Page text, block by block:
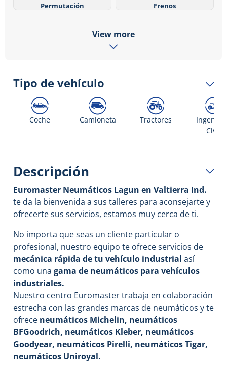
Permutación Frenos
View more
Tipo de vehículo
Coche Camioneta Tractores
Civil
Descripción
Euromaster Neumáticos Lagun en Valtierra Ind.
te da la bienvenida a sus talleres para aconsejarte y
ofrecerte sus servicios, estamos muy cerca de ti.
No importa que seas un cliente particular o
profesional, nuestro equipo te ofrece servicios de
mecánica rápida de tu vehículo industrial así
como una gama de neumáticos para vehículos
industriales.
Nuestro centro Euromaster trabaja en colaboración
estrecha con las grandes marcas de neumáticos y te
ofrece neumáticos Michelin, neumáticos
BFGoodrich, neumáticos Kleber, neumáticos
Goodyear, neumáticos Pirelli, neumáticos Tigar,
neumáticos Uniroyal.